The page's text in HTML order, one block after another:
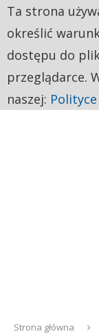
Strona główna
Ta strona
określić
dostępu do
przeglądarce.
naszej: